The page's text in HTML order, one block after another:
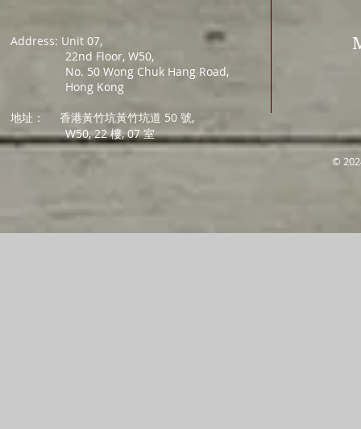
Address: Unit 07,
22nd Floor, W50,
No. 50 Wong Chuk Hang Road,
Hong Kong
地址：
香港黃竹坑黃竹坑道 50 號,
W50, 22 樓, 07 室
©